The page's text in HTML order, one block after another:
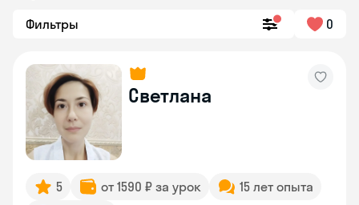
Фильтры 0
Светлана
5 от 1590 ₽ за урок
15 лет опыта